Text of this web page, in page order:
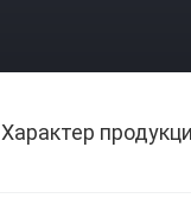
Характер